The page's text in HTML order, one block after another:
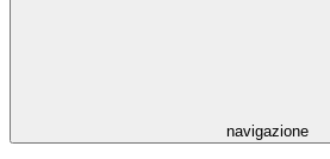
navigazione